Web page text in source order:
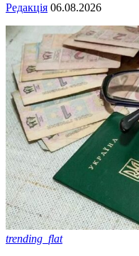
Редакція 06.08.2026
trending_flat